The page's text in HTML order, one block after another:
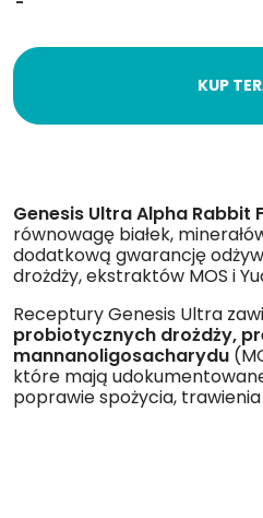
KUP
Genesis Ultra Alpha Rabbit
równowagę białek,
dodatkową gwarancję
drożdży, ekstraktów MOS i
Receptury Genesis Ultra
probiotycznych drożdży,
mannanoligosacharydu
które mają
poprawie spożycia,